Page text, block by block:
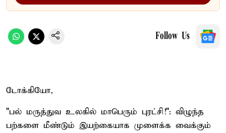
Follow Us
டோக்கியோ,
"பல் மருத்துவ உலகில் மாபெரும் புரட்சி!": விழுந்த
பற்களை மீண்டும் இயற்கையாக முளைக்க வைக்கும்